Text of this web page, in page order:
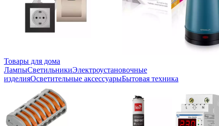
Товары для дома
ЛампыСветильникиЭлектроустановочные
изделияОсветительные аксессуарыБытовая техника